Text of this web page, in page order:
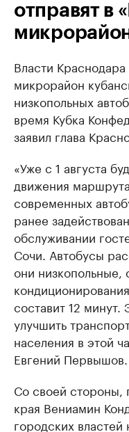
отправят в
Власти
микрорайон
низкопольных
время Кубка
заявил глава
«Уже с 1 августа
движения
современных
ранее
обслуживании
Сочи. Автобусы
они низкопольные,
составит 12 минут.
улучшить
населения в этой
Евгений Первышов.
Со своей стороны,
края Вениамин
городских